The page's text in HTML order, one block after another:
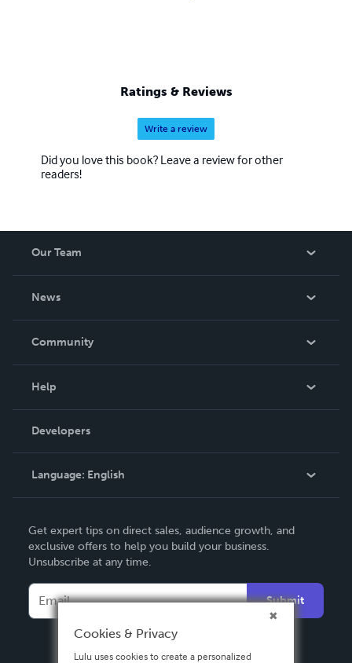
Ratings & Reviews
Write a review
Did you love this book? Leave a review for other
readers!
Our Team
News
In The News
Community
Podcast
Help
Order Lookup
Knowledge Base
Contact Support
Developers
Language: English
Deutsch
Français
Italiano
Español
Get expert tips on direct sales, audience growth, and
exclusive offers to help you build your business.
Unsubscribe at any time.
Submit
Cookies & Privacy
Lulu uses cookies to create a personalized